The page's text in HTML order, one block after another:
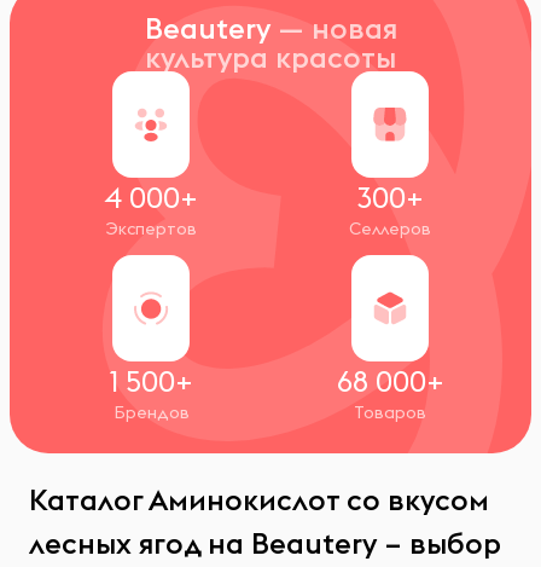
Beautery — новая
культура красоты
4 000+
Экспертов
300+
Селлеров
1 500+
Брендов
68 000+
Товаров
Каталог Аминокислот со вкусом
лесных ягод на Beautery – выбор